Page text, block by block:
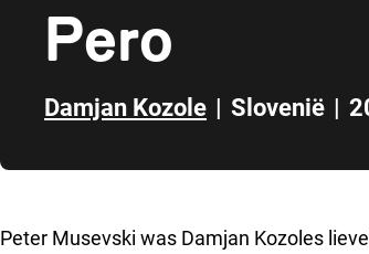
Pero
Damjan Kozole | Slovenië |
Peter Musevski was Damjan Kozoles